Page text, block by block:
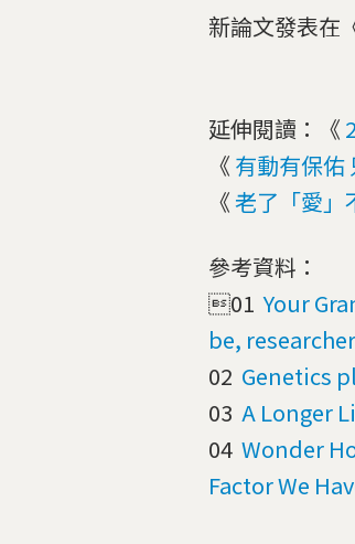
新論文發表在
延伸閱讀：《
《 有動有保佑
《老了「愛」
參考資料：
01 Your
be,
02 Genetics
03 A Longer
04 Wonder
Factor We